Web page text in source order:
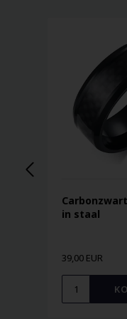
in staal
39,00 EUR